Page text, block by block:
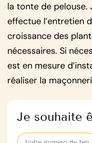
la tonte de pelouse.
effectue l’entretien
croissance des
nécessaires. Si
est en mesure
réaliser la
Je souhaite